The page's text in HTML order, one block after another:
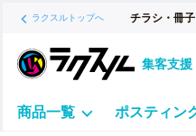
ラクスルトップへ チラシ・冊
集客支援
商品一覧 ポスティン